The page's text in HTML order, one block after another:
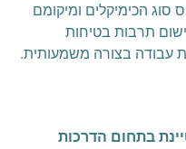
סוג הכימיקלים ומיקומם
תרבות בטיחות
עבודה בצורה משמעותית.
בתחום הדרכות